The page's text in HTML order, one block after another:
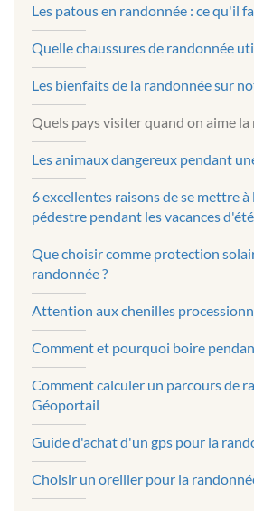
Les patous en randonnée : ce qu'il
Quelle chaussures de randonnée
Les bienfaits de la randonnée sur
Quels pays visiter quand on aime la
Les animaux dangereux pendant
6 excellentes raisons de se mettre
pédestre pendant les vacances d'été
Que choisir comme protection
randonnée ?
Attention aux chenilles
Comment et pourquoi boire
Comment calculer un parcours de
Géoportail
Guide d'achat d'un gps pour la
Choisir un oreiller pour la